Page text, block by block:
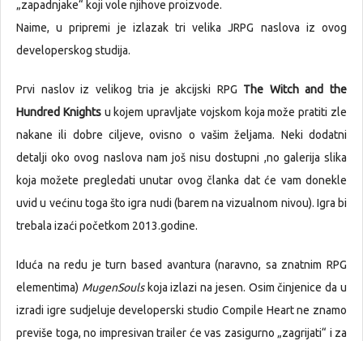
„zapadnjake“ koji vole njihove proizvode.
Naime, u pripremi je izlazak tri velika JRPG naslova iz ovog
developerskog studija.
Prvi naslov iz velikog tria je akcijski RPG The Witch and the
Hundred Knightsu kojem upravljate vojskom koja može pratiti zle
nakane ili dobre ciljeve, ovisno o vašim željama. Neki dodatni
detalji oko ovog naslova nam još nisu dostupni ,no galerija slika
koja možete pregledati unutar ovog članka dat će vam donekle
uvid u većinu toga što igra nudi (barem na vizualnom nivou). Igra bi
trebala izaći početkom 2013.godine.
Iduća na redu je turn based avantura (naravno, sa znatnim RPG
elementima) MugenSoulskoja izlazi na jesen. Osim činjenice da u
izradi igre sudjeluje developerski studio Compile Heart ne znamo
previše toga, no impresivan trailer će vas zasigurno „zagrijati“ i za